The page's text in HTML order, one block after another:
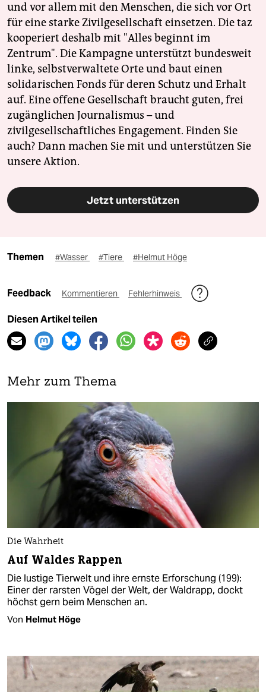
und vor allem mit den Menschen, die sich vor Ort
für eine starke Zivilgesellschaft einsetzen. Die taz
kooperiert deshalb mit "Alles beginnt im
Zentrum". Die Kampagne unterstützt bundesweit
linke, selbstverwaltete Orte und baut einen
solidarischen Fonds für deren Schutz und Erhalt
auf. Eine offene Gesellschaft braucht guten, frei
zugänglichen Journalismus – und
zivilgesellschaftliches Engagement. Finden Sie
auch? Dann machen Sie mit und unterstützen Sie
unsere Aktion.
Jetzt unterstützen
Themen #Wasser #Tiere #Helmut Höge
Feedback Kommentieren Fehlerhinweis
Diesen Artikel teilen
Mehr zum Thema
Die Wahrheit
Auf Waldes Rappen
Die lustige Tierwelt und ihre ernste Erforschung (199):
Einer der rarsten Vögel der Welt, der Waldrapp, dockt
höchst gern beim Menschen an.
Von Helmut Höge